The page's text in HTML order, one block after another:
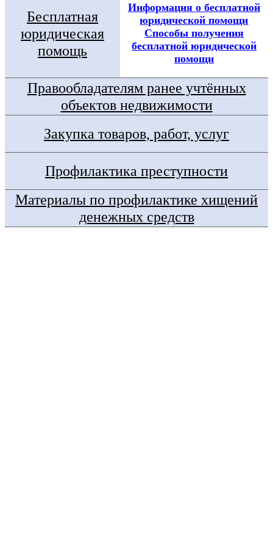
Бесплатная
юридическая
помощь
Информация о бесплатной
юридической помощи
Способы получения
бесплатной юридической
помощи
Правообладателям ранее учтённых
объектов недвижимости
Закупка товаров, работ, услуг
Профилактика преступности
Материалы по профилактике хищений
денежных средств